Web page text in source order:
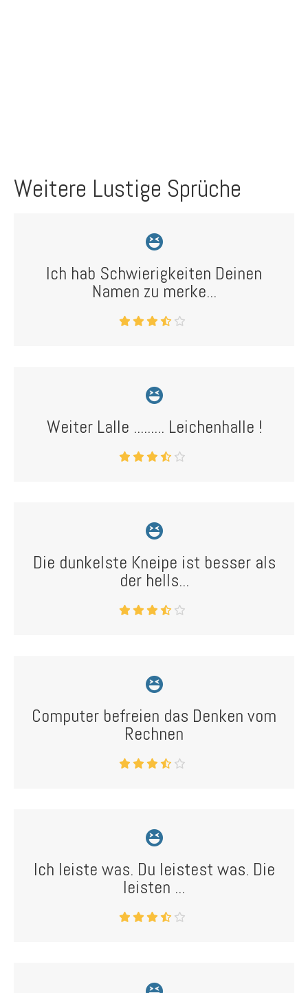
Weitere Lustige Sprüche
Ich hab Schwierigkeiten Deinen
Namen zu merke...
Weiter Lalle ......... Leichenhalle !
Die dunkelste Kneipe ist besser als
der hells...
Computer befreien das Denken vom
Rechnen
Ich leiste was. Du leistest was. Die
leisten ...